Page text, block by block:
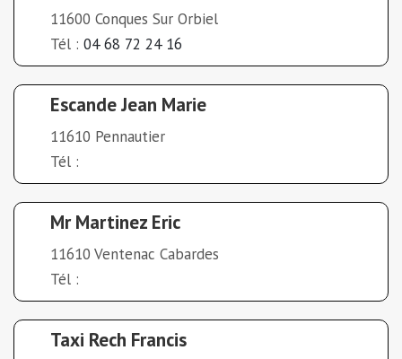
11600 Conques Sur Orbiel
Tél : 04 68 72 24 16
Escande Jean Marie
11610 Pennautier
Tél :
Mr Martinez Eric
11610 Ventenac Cabardes
Tél :
Taxi Rech Francis